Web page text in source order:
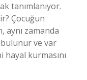
tanımlanıyor.
Çocuğun
aynı zamanda
ve var
kurmasını